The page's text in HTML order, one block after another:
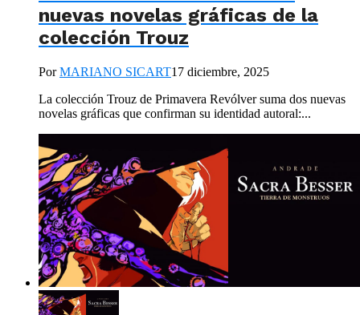
nuevas novelas gráficas de la
colección Trouz
PorMARIANO SICART17 diciembre, 2025
La colección Trouz de Primavera Revólver suma dos nuevas
novelas gráficas que confirman su identidad autoral:...